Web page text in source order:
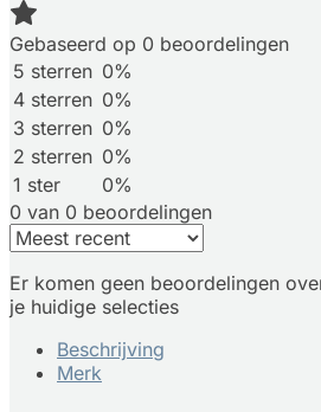
Gebaseerd op 0 beoordelingen
5 sterren 0%
4 sterren 0%
3 sterren 0%
2 sterren 0%
1 ster
0%
0 van 0 beoordelingen
Er komen geen beoordelingen
je huidige selecties
Beschrijving
Merk